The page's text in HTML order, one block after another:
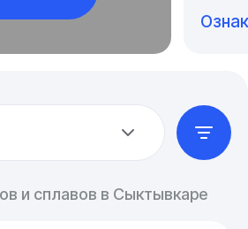
и сплавов в Сыктывкаре